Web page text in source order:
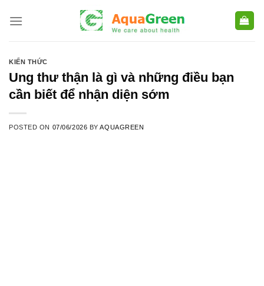
KIẾN THỨC
Ung thư thận là gì và những điều bạn
cần biết để nhận diện sớm
POSTED ON 07/06/2026 BYAQUAGREEN